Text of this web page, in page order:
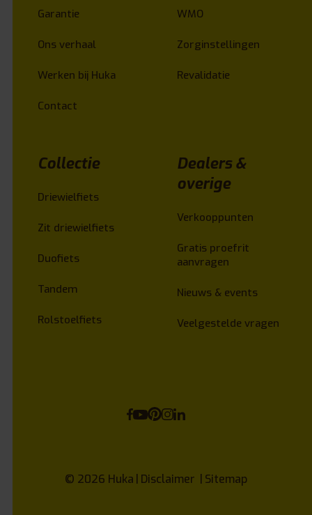
Garantie
Ons verhaal
Werken bij Huka
Contact
WMO
Zorginstellingen
Revalidatie
Collectie
Driewielfiets
Zit driewielfiets
Duofiets
Tandem
Rolstoelfiets
Dealers &
overige
Verkooppunten
Gratis proefrit
aanvragen
Nieuws & events
Veelgestelde vragen
© 2026 Huka Disclaimer Sitemap